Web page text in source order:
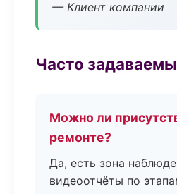
— Клиент компании
Часто
Можно ли
ремонте?
Да, есть зона
видеоотчёты по